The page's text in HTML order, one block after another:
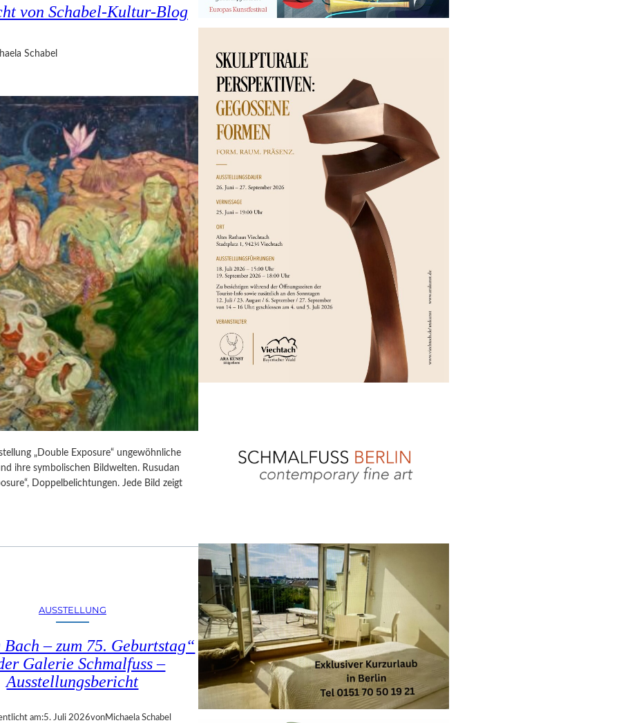
von Schabel-Kultur-Blog
Schabel
„Double Exposure“ ungewöhnliche
ihre symbolischen Bildwelten. Rusudan
Doppelbelichtungen. Jede Bild zeigt
AUSSTELLUNG
– zum 75. Geburtstag“
Galerie Schmalfuss –
Ausstellungsbericht
am:5. Juli 2026vonMichaela Schabel